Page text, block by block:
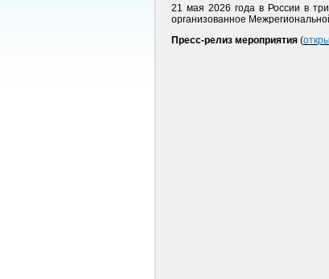
21 мая 2026 года в России в
организованное
Пресс-релиз мероприятия (